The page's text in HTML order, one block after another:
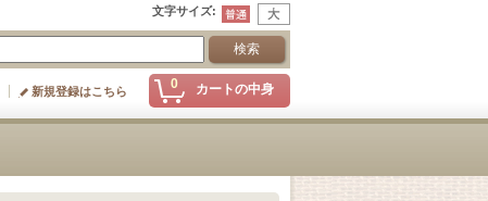
文字サイズ:
0 カートの中身
新規登録はこちら